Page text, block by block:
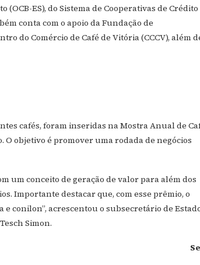
ES), do Sistema de Cooperativas de Crédito
conta com o apoio da Fundação de
do Comércio de Café de Vitória (CCCV), além
cafés, foram inseridas na Mostra Anual de
O objetivo é promover uma rodada de negócios
um conceito de geração de valor para além dos
Importante destacar que, com esse prêmio, o
conilon”, acrescentou o subsecretário de
Simon.